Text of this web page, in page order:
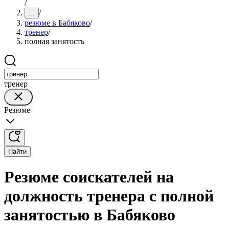
/
... /
резюме в Бабяково/
тренер/
полная занятость
тренер
Резюме
Найти
Резюме соискателей на
должность тренера с полной
занятостью в Бабяково